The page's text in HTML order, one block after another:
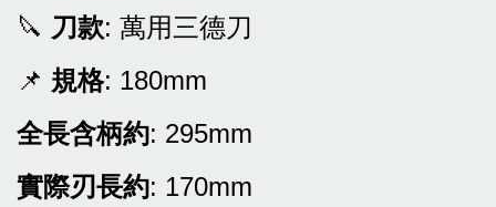
🔪 刀款: 萬用三德刀
📌 規格: 180mm
全長含柄約: 295mm
實際刃長約: 170mm